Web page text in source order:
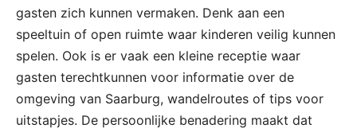
gasten zich kunnen vermaken. Denk aan een
speeltuin of open ruimte waar kinderen veilig kunnen
spelen. Ook is er vaak een kleine receptie waar
gasten terechtkunnen voor informatie over de
omgeving van Saarburg, wandelroutes of tips voor
uitstapjes. De persoonlijke benadering maakt dat